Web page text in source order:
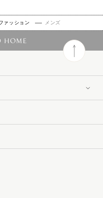
ァッション メンズ
HOME